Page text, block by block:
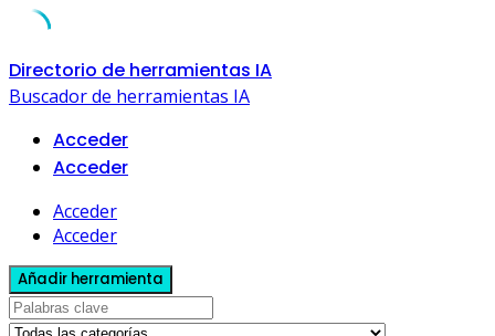
Skip
to
Directorio de herramientas IA
Buscador de herramientas IA
Acceder
Acceder
Acceder
Acceder
Añadir herramienta